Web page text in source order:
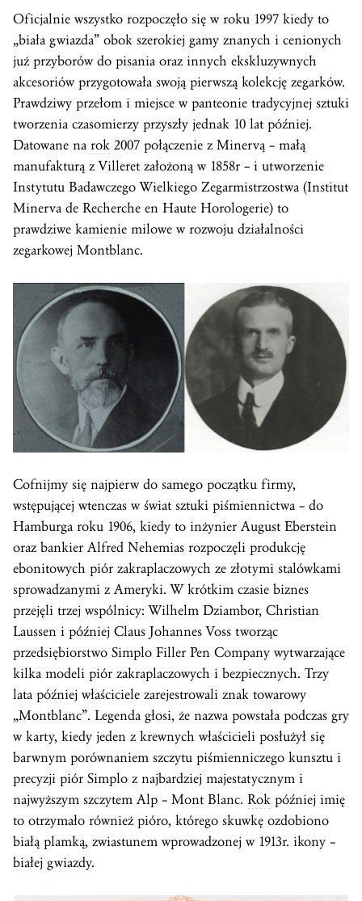
Oficjalnie wszystko rozpoczęło się w roku 1997 kiedy to
„biała gwiazda” obok szerokiej gamy znanych i cenionych
już przyborów do pisania oraz innych ekskluzywnych
akcesoriów przygotowała swoją pierwszą kolekcję zegarków.
Prawdziwy przełom i miejsce w panteonie tradycyjnej sztuki
tworzenia czasomierzy przyszły jednak 10 lat później.
Datowane na rok 2007 połączenie z Minervą – małą
manufakturą z Villeret założoną w 1858r – i utworzenie
Instytutu Badawczego Wielkiego Zegarmistrzostwa (Institut
Minerva de Recherche en Haute Horologerie) to
prawdziwe kamienie milowe w rozwoju działalności
zegarkowej Montblanc.
Cofnijmy się najpierw do samego początku firmy,
wstępującej wtenczas w świat sztuki piśmiennictwa – do
Hamburga roku 1906, kiedy to inżynier August Eberstein
oraz bankier Alfred Nehemias rozpoczęli produkcję
ebonitowych piór zakraplaczowych ze złotymi stalówkami
sprowadzanymi z Ameryki. W krótkim czasie biznes
przejęli trzej wspólnicy: Wilhelm Dziambor, Christian
Laussen i później Claus Johannes Voss tworząc
przedsiębiorstwo Simplo Filler Pen Company wytwarzające
kilka modeli piór zakraplaczowych i bezpiecznych. Trzy
lata później właściciele zarejestrowali znak towarowy
„Montblanc”. Legenda głosi, że nazwa powstała podczas gry
w karty, kiedy jeden z krewnych właścicieli posłużył się
barwnym porównaniem szczytu piśmienniczego kunsztu i
precyzji piór Simplo z najbardziej majestatycznym i
najwyższym szczytem Alp – Mont Blanc. Rok później imię
to otrzymało również pióro, którego skuwkę ozdobiono
białą plamką, zwiastunem wprowadzonej w 1913r. ikony –
białej gwiazdy.